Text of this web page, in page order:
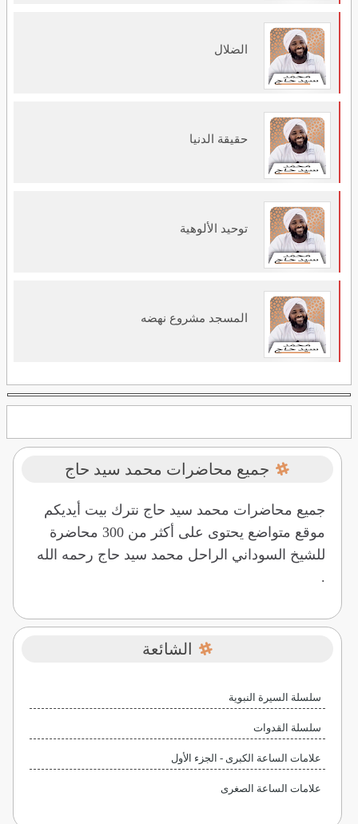
الضلال
حقيقة الدنيا
توحيد الألوهية
المسجد مشروع نهضه
جميع محاضرات محمد سيد حاج
جميع محاضرات محمد سيد حاج نترك بيت أيديكم
موقع متواضع يحتوى على أكثر من 300 محاضرة
للشيخ السوداني الراحل محمد سيد حاج رحمه الله
.
الشائعة
سلسلة السيرة النبوية
سلسلة القدوات
علامات الساعة الكبرى - الجزء الأول
علامات الساعة الصغرى